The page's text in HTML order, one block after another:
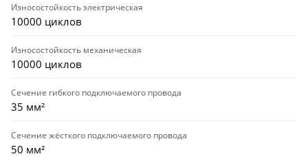
Износостойкость электрическая
10000 циклов
Износостойкость механическая
10000 циклов
Сечение гибкого подключаемого провода
35 мм²
Сечение жёсткого подключаемого провода
50 мм²